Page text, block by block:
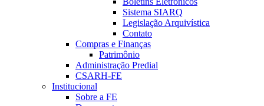
Sistema SIARQ
Legislação Arquivística
Contato
Compras e Finanças
Patrimônio
Administração Predial
CSARH-FE
Institucional
Sobre a FE